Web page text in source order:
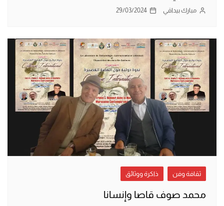
مبارك بيداقي 29/03/2024
ثقافة وفن ذاكرة ووثائق
محمد صوف قاصا وإنسانا